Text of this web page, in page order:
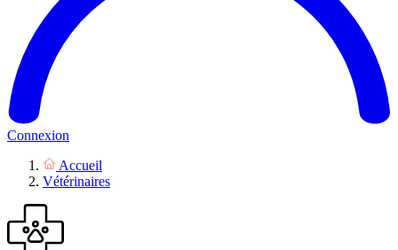
Connexion
Accueil
Vétérinaires